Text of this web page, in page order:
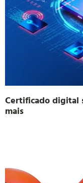
Certificado digital
mais